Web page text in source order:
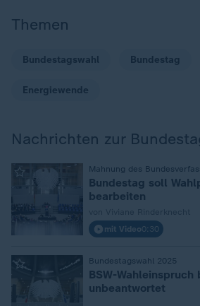
Themen
Bundestagswahl Bundestag
Energiewende
Nachrichten zur
Mahnung des
:
Bundestag soll
bearbeiten
mit Video0:30
Bundestagswahl 2025
:
BSW-
unbeantwortet